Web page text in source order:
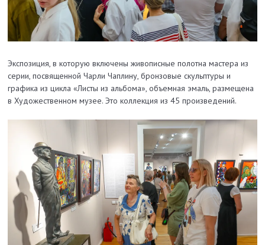
Экспозиция, в которую включены живописные полотна мастера из
серии, посвященной Чарли Чаплину, бронзовые скульптуры и
графика из цикла «Листы из альбома», объемная эмаль, размещена
в Художественном музее. Это коллекция из 45 произведений.